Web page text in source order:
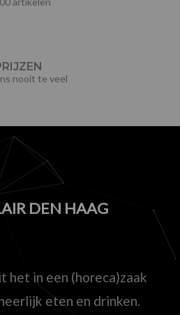
nooit te veel
DEN HAAG
het in een (horeca)zaak
eten en drinken.